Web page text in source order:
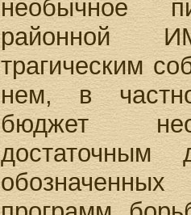
необычное
районной
трагическим
нем, в
бюджет
достаточным